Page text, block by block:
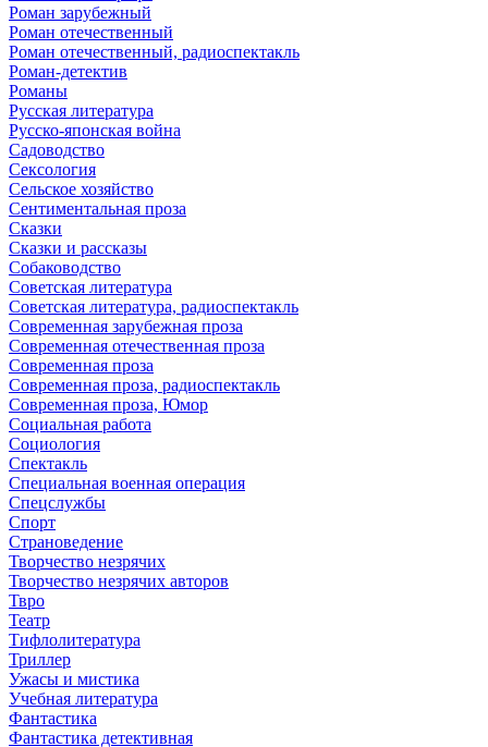
Роман зарубежный
Роман отечественный
Роман отечественный, радиоспектакль
Роман-детектив
Романы
Русская литература
Русско-японская война
Садоводство
Сексология
Сельское хозяйство
Сентиментальная проза
Сказки
Сказки и рассказы
Собаководство
Советская литература
Советская литература, радиоспектакль
Современная зарубежная проза
Современная отечественная проза
Современная проза
Современная проза, радиоспектакль
Современная проза, Юмор
Социальная работа
Социология
Спектакль
Специальная военная операция
Спецслужбы
Спорт
Страноведение
Творчество незрячих
Творчество незрячих авторов
Твро
Театр
Тифлолитература
Триллер
Ужасы и мистика
Учебная литература
Фантастика
Фантастика детективная